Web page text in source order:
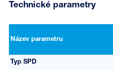
Technické parametry
Název parametru
Typ SPD